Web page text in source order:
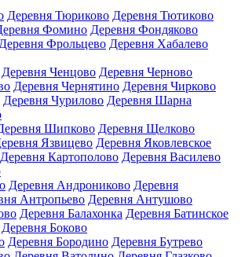
Деревня Тюриково Деревня Тютиково
Фомино Деревня Фондяково
Деревня Фрольцево Деревня Хабалево
Деревня Ченцово Деревня Черново
Деревня Чернятино Деревня Чирково
Деревня Чурилово Деревня Шарна
Шипково Деревня Щелково
Язвицево Деревня Яковлевское
Деревня Картополово Деревня Василево
Деревня Андрониково Деревня
Антропьево Деревня Антушово
Деревня Балахонка Деревня Батинское
Деревня Боково
Деревня Бородино Деревня Бутрево